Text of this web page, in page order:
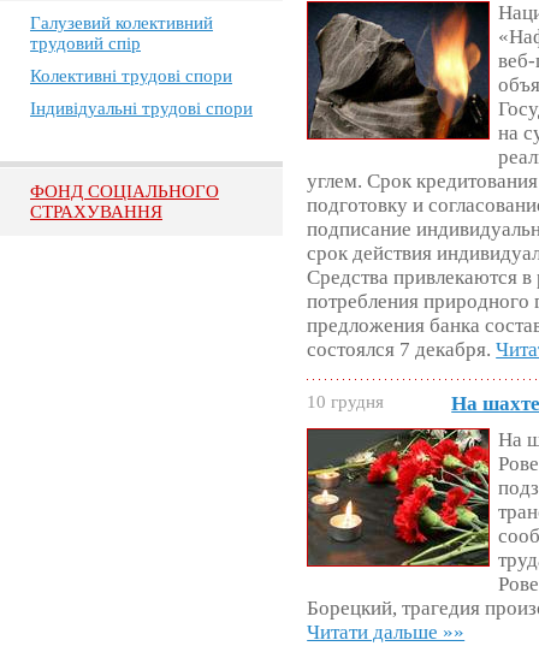
Галузевий колективний
трудовий спір
Колективні трудові спори
Індивідуальні трудові спори
ФОНД СОЦІАЛЬНОГО
СТРАХУВАННЯ
на
углем. Срок
подготовку и
подписание
срок действия
Средства привлекаются
потребления природного
предложения банка
состоялся 7 декабря.
10 грудня
На
На
Борецкий, трагедия
Читати дальше »»